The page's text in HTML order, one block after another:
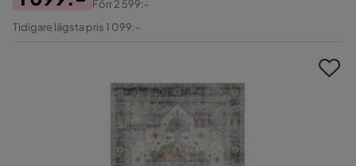
Pris
Original
Förr2 599:-
Tidigare lägsta pris 1 099:-